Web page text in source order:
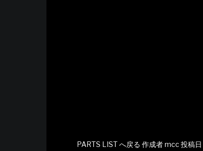
PARTS LIST へ戻る 作成者mcc投稿日